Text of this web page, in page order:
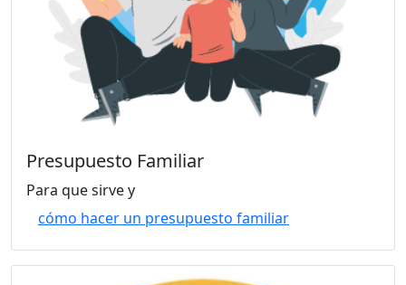
Presupuesto Familiar
Para que sirve y
cómo hacer un presupuesto familiar